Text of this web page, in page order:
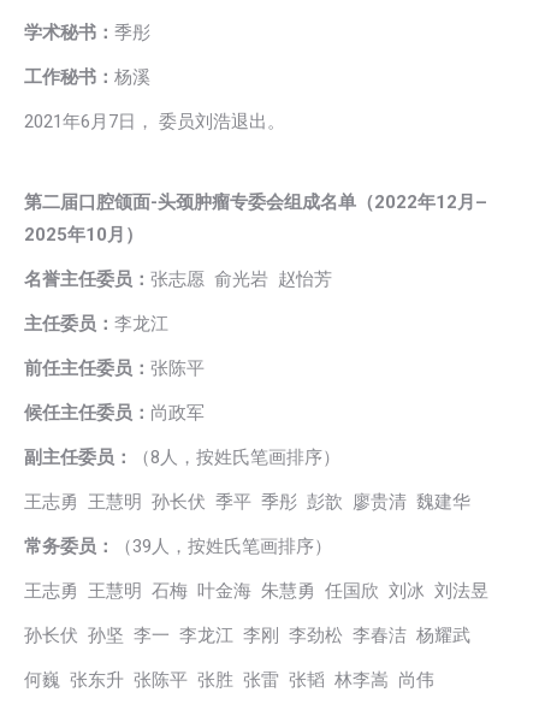
学术秘书： 季彤
工作秘书： 杨溪
2021年6月7日， 委员刘浩退出。
第二届口腔颌面-头颈肿瘤专委会组成名单（2022年12月 –
2025年10月）
名誉主任委员： 张志愿 俞光岩 赵怡芳
主任委员： 李龙江
前任主任委员： 张陈平
候任主任委员： 尚政军
副主任委员： （8人，按姓氏笔画排序）
王志勇 王慧明 孙长伏 季平 季彤 彭歆 廖贵清 魏建华
常务委员： （39人，按姓氏笔画排序）
王志勇 王慧明 石梅 叶金海 朱慧勇 任国欣 刘冰 刘法昱
孙长伏 孙坚 李一 李龙江 李刚 李劲松 李春洁 杨耀武
何巍 张东升 张陈平 张胜 张雷 张韬 林李嵩 尚伟